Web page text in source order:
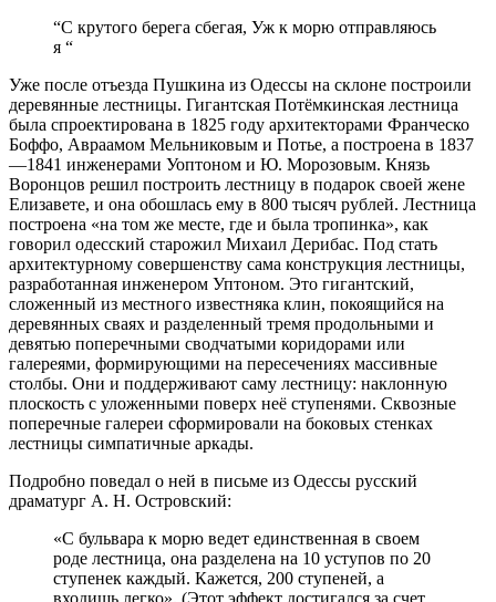
“С крутого берега сбегая, Уж к морю отправляюсь
я “
Уже после отъезда Пушкина из Одессы на склоне построили
деревянные лестницы. Гигантская Потёмкинская лестница
была спроектирована в 1825 году архитекторами Франческо
Боффо, Авраамом Мельниковым и Потье, а построена в 1837
—1841 инженерами Уоптоном и Ю. Морозовым. Князь
Воронцов решил построить лестницу в подарок своей жене
Елизавете, и она обошлась ему в 800 тысяч рублей. Лестница
построена «на том же месте, где и была тропинка», как
говорил одесский старожил Михаил Дерибас. Под стать
архитектурному совершенству сама конструкция лестницы,
разработанная инженером Уптоном. Это гигантский,
сложенный из местного известняка клин, покоящийся на
деревянных сваях и разделенный тремя продольными и
девятью поперечными сводчатыми коридорами или
галереями, формирующими на пересечениях массивные
столбы. Они и поддерживают саму лестницу: наклонную
плоскость с уложенными поверх неё ступенями. Сквозные
поперечные галереи сформировали на боковых стенках
лестницы симпатичные аркады.
Подробно поведал о ней в письме из Одессы русский
драматург А. Н. Островский:
«С бульвара к морю ведет единственная в своем
роде лестница, она разделена на 10 уступов по 20
ступенек каждый. Кажется, 200 ступеней, а
входишь легко». (Этот эффект достигался за счет